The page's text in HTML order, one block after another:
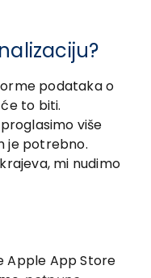
podataka o
to biti.
više
je potrebno.
mi nudimo
Apple App Store